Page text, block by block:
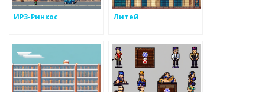
ИРЗ-Ринкос Литей